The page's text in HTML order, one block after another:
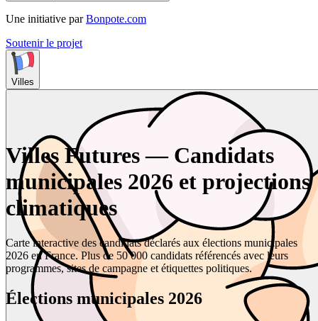
Une initiative par Bonpote.com
Soutenir le projet
Villes
Villes Futures — Candidats
municipales 2026 et projections
climatiques
Carte interactive des candidats déclarés aux élections municipales
2026 en France. Plus de 50 000 candidats référencés avec leurs
programmes, sites de campagne et étiquettes politiques.
Élections municipales 2026